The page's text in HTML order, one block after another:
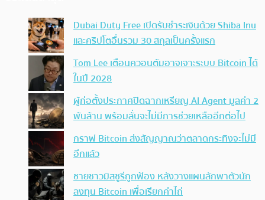
Dubai Duty Free เปิดรับชำระเงินด้วย Shiba Inu
และคริปโตอื่นรวม 30 สกุลเป็นครั้งแรก
Tom Lee เตือนควอนตัมอาจเจาะระบบ Bitcoin ได้
ในปี 2028
ผู้ก่อตั้งประกาศปิดฉากเหรียญ AI Agent มูลค่า 2
พันล้าน พร้อมลั่นจะไม่มีการช่วยเหลืออีกต่อไป
กราฟ Bitcoin ส่งสัญญาณว่าตลาดกระทิงจะไม่มี
อีกแล้ว
ชายชาวมิสซูรีถูกฟ้อง หลังวางแผนลักพาตัวนัก
ลงทุน Bitcoin เพื่อเรียกค่าไถ่